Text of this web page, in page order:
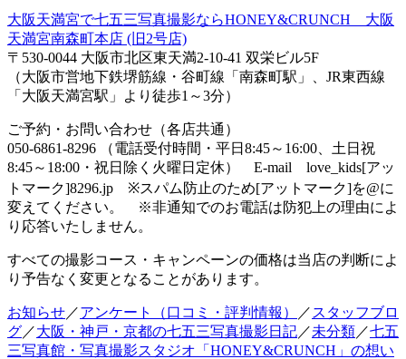
大阪天満宮で七五三写真撮影ならHONEY&CRUNCH 大阪
天満宮南森町本店 (旧2号店)
〒530-0044 大阪市北区東天満2-10-41 双栄ビル5F
（大阪市営地下鉄堺筋線・谷町線「南森町駅」、JR東西線
「大阪天満宮駅」より徒歩1～3分）
ご予約・お問い合わせ（各店共通）
050-6861-8296 （電話受付時間・平日8:45～16:00、土日祝
8:45～18:00・祝日除く火曜日定休） E-mail love_kids[アッ
トマーク]8296.jp ※スパム防止のため[アットマーク]を@に
変えてください。 ※非通知でのお電話は防犯上の理由によ
り応答いたしません。
すべての撮影コース・キャンペーンの価格は当店の判断によ
り予告なく変更となることがあります。
お知らせ／アンケート（口コミ・評判情報） ／ スタッフブロ
グ／大阪・神戸・京都の七五三写真撮影日記／未分類／七五
三写真館・写真撮影スタジオ「HONEY&CRUNCH」の想い